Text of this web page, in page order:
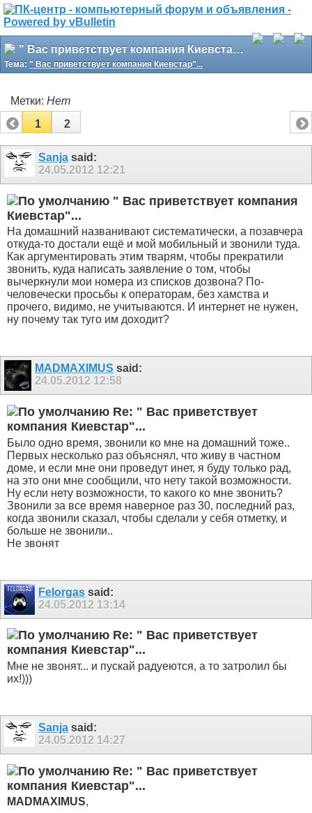
" Вас приветствует компания Киевстар"...
Тема: " Вас приветствует компания Киевстар"...
Метки: Нет
1
2
Sanja said:
24.05.2012 12:21
" Вас приветствует компания
Киевстар"...
На домашний названивают систематически, а позавчера
откуда-то достали ещё и мой мобильный и звонили туда.
Как аргументировать этим тварям, чтобы прекратили
звонить, куда написать заявление о том, чтобы
вычеркнули мои номера из списков дозвона? По-
человечески просьбы к операторам, без хамства и
прочего, видимо, не учитываются. И интернет не нужен,
ну почему так туго им доходит?
MADMAXIMUS said:
24.05.2012 12:58
Re: " Вас приветствует
компания Киевстар"...
Было одно время, звонили ко мне на домашний тоже..
Первых несколько раз объяснял, что живу в частном
доме, и если мне они проведут инет, я буду только рад,
на это они мне сообщили, что нету такой возможности.
Ну если нету возможности, то какого ко мне звонить?
Звонили за все время наверное раз 30, последний раз,
когда звонили сказал, чтобы сделали у себя отметку, и
больше не звонили..
Не звонят
Felorgas said:
24.05.2012 13:14
Re: " Вас приветствует
компания Киевстар"...
Мне не звонят... и пускай радуеются, а то затролил бы
их!)))
Sanja said:
24.05.2012 14:27
Re: " Вас приветствует
компания Киевстар"...
MADMAXIMUS,